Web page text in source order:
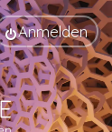
Anmelden